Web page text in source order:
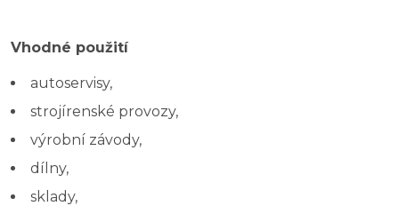
Vhodné použití
autoservisy,
strojírenské provozy,
výrobní závody,
dílny,
sklady,